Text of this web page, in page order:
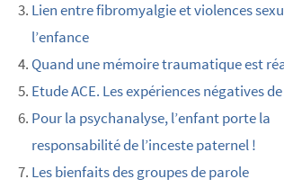
Lien entre fibromyalgie et violences
l’enfance
Quand une mémoire traumatique est
Etude ACE. Les expériences négatives
Pour la psychanalyse, l’enfant porte la
responsabilité de l’inceste paternel !
Les bienfaits des groupes de parole